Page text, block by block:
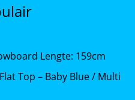
Lengte: 159cm
Top – Baby Blue / Multi